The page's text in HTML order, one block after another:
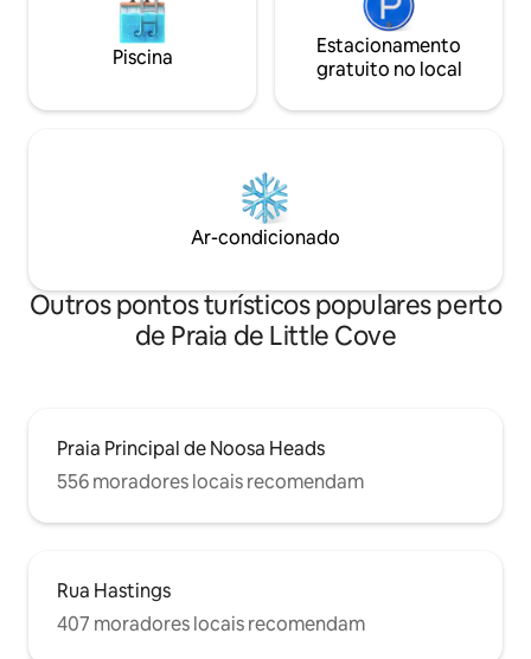
Piscina
Estacionamento
gratuito no local
Ar-condicionado
Outros pontos turísticos populares perto
de Praia de Little Cove
Praia Principal de Noosa Heads
556 moradores locais recomendam
Rua Hastings
407 moradores locais recomendam